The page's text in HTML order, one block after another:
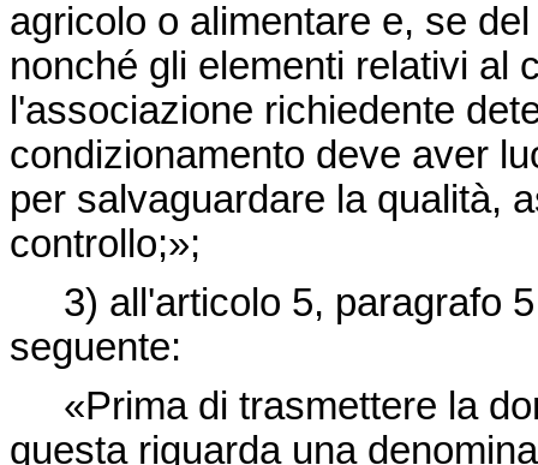
agricolo o alimentare e, se
nonché gli elementi relativi al
l'associazione richiedente
condizionamento deve aver
per salvaguardare la qualità,
controllo;»;
3) all'articolo 5, paragrafo
seguente:
«Prima di trasmettere la
questa riguarda una